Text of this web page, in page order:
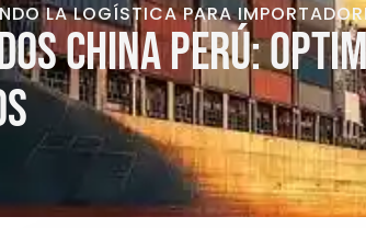
LA LOGÍSTICA PARA
China Perú: